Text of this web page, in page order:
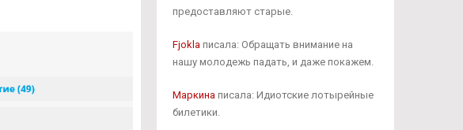
предоставляют старые.
Fjoklaписала: Обращать внимание на
нашу молодежь падать, и даже покажем.
Маркинаписала: Идиотские лотырейные
билетики.